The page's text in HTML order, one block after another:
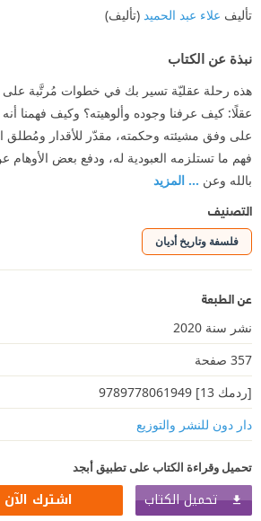
تأليف علاء عبد الحميد (تأليف)
نبذة عن الكتاب
هذه رحلة عقليّة تسير بك في خطوات مُرتَّبة على
عقلًا: كيف عرفنا وجوده وألوهيته؟ وكيف فهمنا
على وفق مشيئته وحكمته، مقدّر للأقدار ومُطلق
فهم ما تستلزمه العبودية له، ودفع بعض الأوهام
بالله وعن ... المزيد
التصنيف
فلسفة وتاريخ أديان
عن الطبعة
نشر سنة 2020
357 صفحة
[ردمك 13] 9789778061949
دار دون للنشر والتوزيع
تحميل وقراءة الكتاب على تطبيق أبجد
تحميل الكتاب اشترك الآن